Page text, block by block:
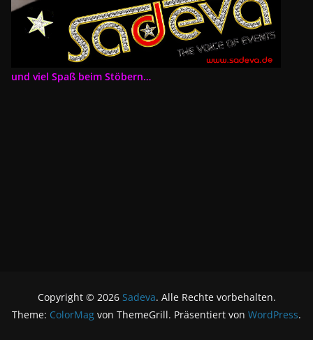
und viel Spaß beim Stöbern…
Copyright © 2026 Sadeva. Alle Rechte vorbehalten.
Theme: ColorMag von ThemeGrill. Präsentiert von WordPress.